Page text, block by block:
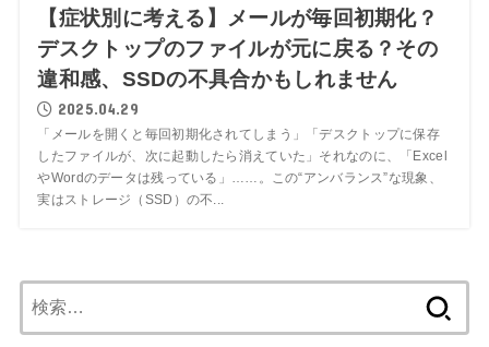
【症状別に考える】メールが毎回初期化？
デスクトップのファイルが元に戻る？その
違和感、SSDの不具合かもしれません
2025.04.29
「メールを開くと毎回初期化されてしまう」「デスクトップに保存
したファイルが、次に起動したら消えていた」それなのに、「Excel
やWordのデータは残っている」……。この“アンバランス”な現象、
実はストレージ（SSD）の不...
索: